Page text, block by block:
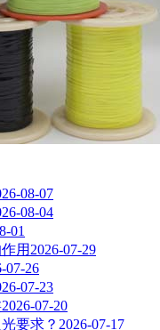
08-07
08-04
01
用 2026-07-29
07-26
07-23
2026-07-20
要求？ 2026-07-17